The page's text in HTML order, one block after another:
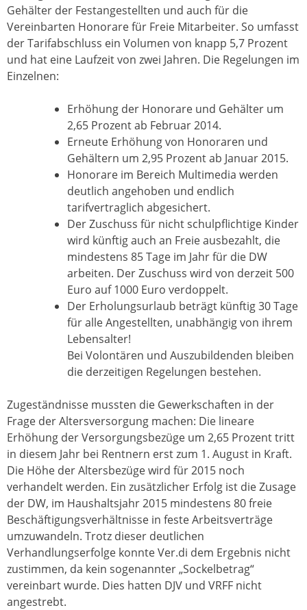
Gehälter der Festangestellten und auch für die
Vereinbarten Honorare für Freie Mitarbeiter. So umfasst
der Tarifabschluss ein Volumen von knapp 5,7 Prozent
und hat eine Laufzeit von zwei Jahren. Die Regelungen im
Einzelnen:
Erhöhung der Honorare und Gehälter um
2,65 Prozent ab Februar 2014.
Erneute Erhöhung von Honoraren und
Gehältern um 2,95 Prozent ab Januar 2015.
Honorare im Bereich Multimedia werden
deutlich angehoben und endlich
tarifvertraglich abgesichert.
Der Zuschuss für nicht schulpflichtige Kinder
wird künftig auch an Freie ausbezahlt, die
mindestens 85 Tage im Jahr für die DW
arbeiten. Der Zuschuss wird von derzeit 500
Euro auf 1000 Euro verdoppelt.
Der Erholungsurlaub beträgt künftig 30 Tage
für alle Angestellten, unabhängig von ihrem
Lebensalter!
Bei Volontären und Auszubildenden bleiben
die derzeitigen Regelungen bestehen.
Zugeständnisse mussten die Gewerkschaften in der
Frage der Altersversorgung machen: Die lineare
Erhöhung der Versorgungsbezüge um 2,65 Prozent tritt
in diesem Jahr bei Rentnern erst zum 1. August in Kraft.
Die Höhe der Altersbezüge wird für 2015 noch
verhandelt werden. Ein zusätzlicher Erfolg ist die Zusage
der DW, im Haushaltsjahr 2015 mindestens 80 freie
Beschäftigungsverhältnisse in feste Arbeitsverträge
umzuwandeln. Trotz dieser deutlichen
Verhandlungserfolge konnte Ver.di dem Ergebnis nicht
zustimmen, da kein sogenannter „Sockelbetrag“
vereinbart wurde. Dies hatten DJV und VRFF nicht
angestrebt.